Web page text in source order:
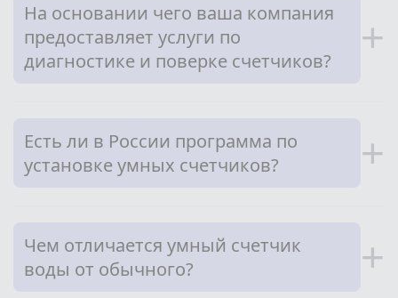
На основании чего ваша компания
предоставляет услуги по
диагностике и поверке счетчиков?
+
Есть ли в России программа по
установке умных счетчиков?
+
Чем отличается умный счетчик
воды от обычного?
+